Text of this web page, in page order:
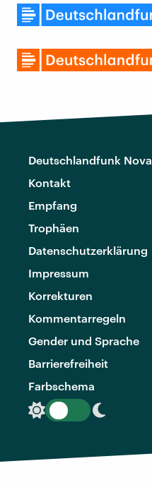
Deutschlandfunk Nova
Kontakt
Empfang
Trophäen
Datenschutzerklärung
Impressum
Korrekturen
Kommentarregeln
Gender und Sprache
Barrierefreiheit
Farbschema